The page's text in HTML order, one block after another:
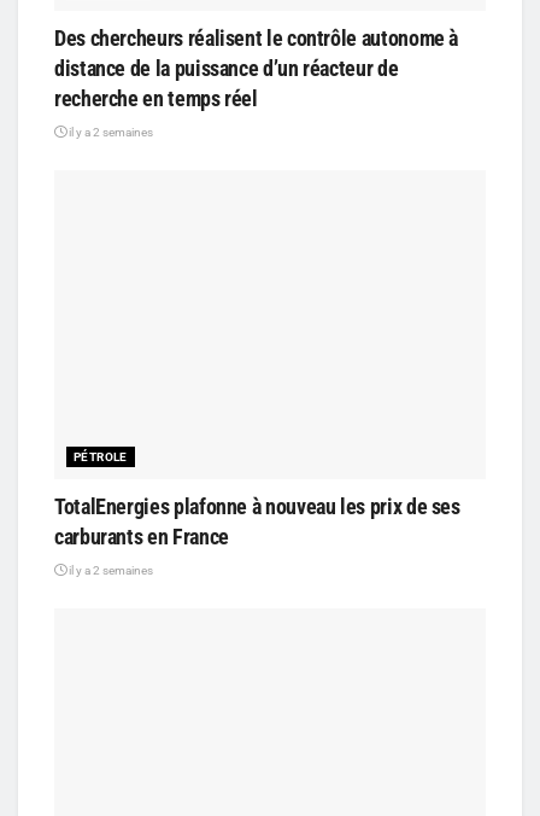
Des chercheurs réalisent le contrôle autonome à
distance de la puissance d’un réacteur de
recherche en temps réel
il y a 2 semaines
PÉTROLE
TotalEnergies plafonne à nouveau les prix de ses
carburants en France
il y a 2 semaines